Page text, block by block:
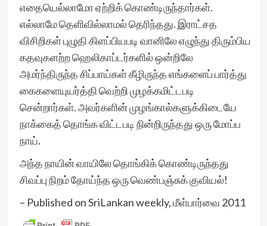
எதையெல்லாமோ ஏற்றிக் கொண்டிருந்தார்கள்.
எல்லாமே தெளிவில்லாமல் தெரிந்தது. இராட்சத
விசிறிகள் புழுதி கிளப்பியபடி வானிலே எழுந்து திரும்பிய
கதவுகளற்ற ஹெலிகாப்டர்களில் ஒன்றிலே
அமர்ந்திருந்த சிப்பாய்கள் கீழிருந்த எங்களைப் பார்த்து
கைகளையுயர்த்தி வெற்றி முழக்கமிட்டபடி
சென்றார்கள். அவர்களின் முழங்கால்களுக்கிடையே
நாக்கைத் தொங்க விட்டபடி நின்றிருந்தது ஒரு மோப்ப
நாய்.
அந்த நாயின் வாயிலே தொங்கிக் கொண்டிருந்தது
சிவப்பு நிறம் தோய்ந்த ஒரு வெண்பஞ்சுக் குவியல்!
– Published on SriLankan weekly, மீள்பார்வை 2011